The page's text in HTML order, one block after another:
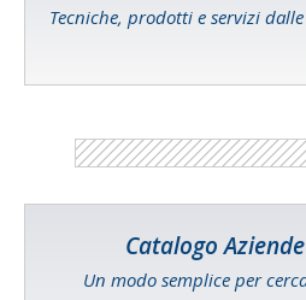
Tecniche, prodotti e servizi
Catalogo
Un modo semplice per